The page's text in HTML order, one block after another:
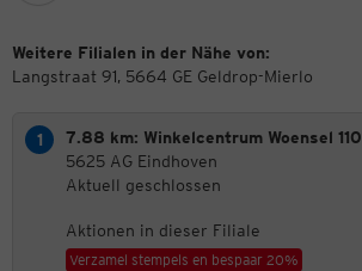
Weitere Filialen in der Nähe von:
Langstraat 91, 5664 GE Geldrop-Mierlo
7.88 km: Winkelcentrum Woensel 110
5625 AG Eindhoven
Aktuell geschlossen
Aktionen in dieser Filiale
Verzamel stempels en bespaar 20%